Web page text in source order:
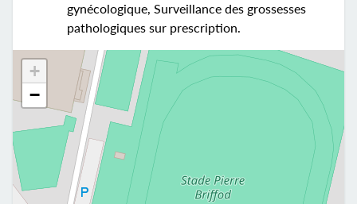
gynécologique, Surveillance des grossesses
pathologiques sur prescription.
+
−